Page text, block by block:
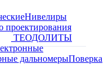
Нивелиры
проектирования
ТЕОДОЛИТЫ
дальномерыПоверка